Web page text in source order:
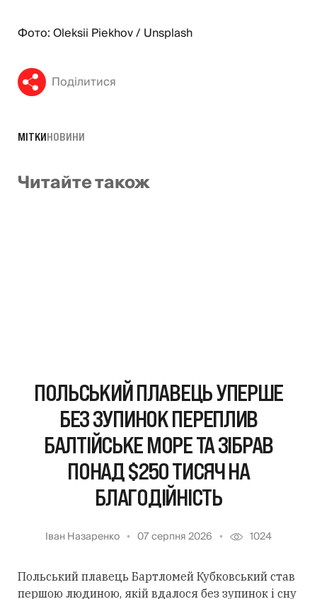
Фото: Oleksii Piekhov / Unsplash
Поділитися
МІТКИНОВИНИ
Читайте також
ПОЛЬСЬКИЙ ПЛАВЕЦЬ УПЕРШЕ
БЕЗ ЗУПИНОК ПЕРЕПЛИВ
БАЛТІЙСЬКЕ МОРЕ ТА ЗІБРАВ
ПОНАД $250 ТИСЯЧ НА
БЛАГОДІЙНІСТЬ
Іван Назаренко 07 серпня 2026 1024
Польський плавець Бартломей Кубковський став
першою людиною, якій вдалося без зупинок і сну